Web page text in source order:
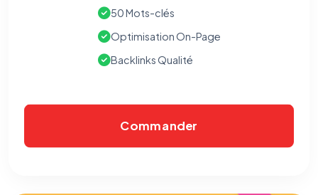
50 Mots-clés
Optimisation On-Page
Backlinks Qualité
Commander